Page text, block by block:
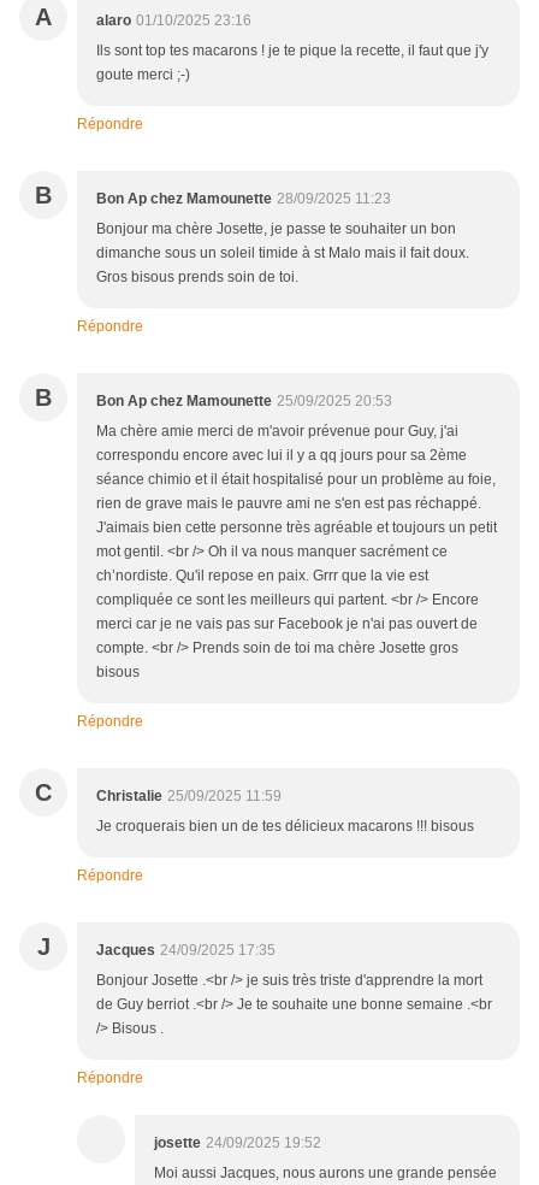
A alaro 01/10/2025 23:16
Ils sont top tes macarons ! je te pique la recette, il faut que j'y
goute merci ;-)
Répondre
B Bon Ap chez Mamounette 28/09/2025 11:23
Bonjour ma chère Josette, je passe te souhaiter un bon
dimanche sous un soleil timide à st Malo mais il fait doux.
Gros bisous prends soin de toi.
Répondre
B Bon Ap chez Mamounette 25/09/2025 20:53
Ma chère amie merci de m'avoir prévenue pour Guy, j'ai
correspondu encore avec lui il y a qq jours pour sa 2ème
séance chimio et il était hospitalisé pour un problème au foie,
rien de grave mais le pauvre ami ne s'en est pas réchappé.
J'aimais bien cette personne très agréable et toujours un petit
mot gentil. <br /> Oh il va nous manquer sacrément ce
ch’nordiste. Qu'il repose en paix. Grrr que la vie est
compliquée ce sont les meilleurs qui partent. <br /> Encore
merci car je ne vais pas sur Facebook je n'ai pas ouvert de
compte. <br /> Prends soin de toi ma chère Josette gros
bisous
Répondre
C Christalie 25/09/2025 11:59
Je croquerais bien un de tes délicieux macarons !!! bisous
Répondre
J Jacques 24/09/2025 17:35
Bonjour Josette .<br /> je suis très triste d'apprendre la mort
de Guy berriot .<br /> Je te souhaite une bonne semaine .<br
/> Bisous .
Répondre
josette 24/09/2025 19:52
Moi aussi Jacques, nous aurons une grande pensée